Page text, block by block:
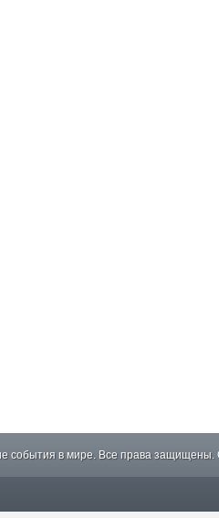
события в мире. Все права защищены.